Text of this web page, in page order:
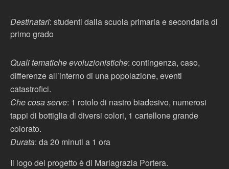
Destinatari: studenti dalla scuola primaria e secondaria di
primo grado
Quali tematiche evoluzionistiche: contingenza, caso,
differenze all’interno di una popolazione, eventi
catastrofici.
Che cosa serve: 1 rotolo di nastro biadesivo, numerosi
tappi di bottiglia di diversi colori, 1 cartellone grande
colorato.
Durata: da 20 minuti a 1 ora
Il logo del progetto è di Mariagrazia Portera.